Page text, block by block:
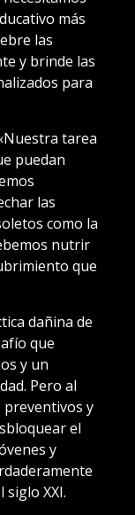
más
las
y brinde las
para
tarea
puedan
las
como la
nutrir
que
dañina de
que
y un
Pero al
y
el
y
XXI.